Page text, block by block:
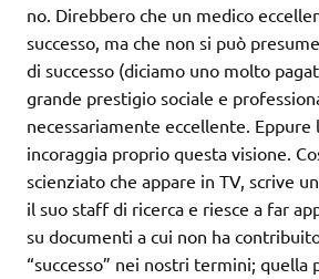
no. Direbbero che un medico
successo, ma che non si può
di successo (diciamo uno molto
grande prestigio sociale e
necessariamente eccellente. Eppure
incoraggia proprio questa visione.
scienziato che appare in TV, scrive
il suo staff di ricerca e riesce a far
su documenti a cui non ha
“successo” nei nostri termini; quella